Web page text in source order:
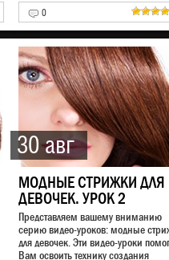
0
30 авг
МОДНЫЕ СТРИЖКИ ДЛЯ
ДЕВОЧЕК. УРОК 2
Представляем вашему вниманию
серию видео-уроков: модные
для девочек. Эти видео-уроки
Вам освоить технику создания